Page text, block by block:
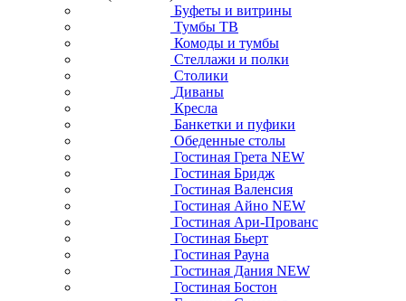
Буфеты и витрины
Тумбы ТВ
Комоды и тумбы
Стеллажи и полки
Столики
Диваны
Кресла
Банкетки и пуфики
Обеденные столы
Гостиная Грета NEW
Гостиная Бридж
Гостиная Валенсия
Гостиная Айно NEW
Гостиная Ари-Прованс
Гостиная Бьерт
Гостиная Рауна
Гостиная Дания NEW
Гостиная Бостон